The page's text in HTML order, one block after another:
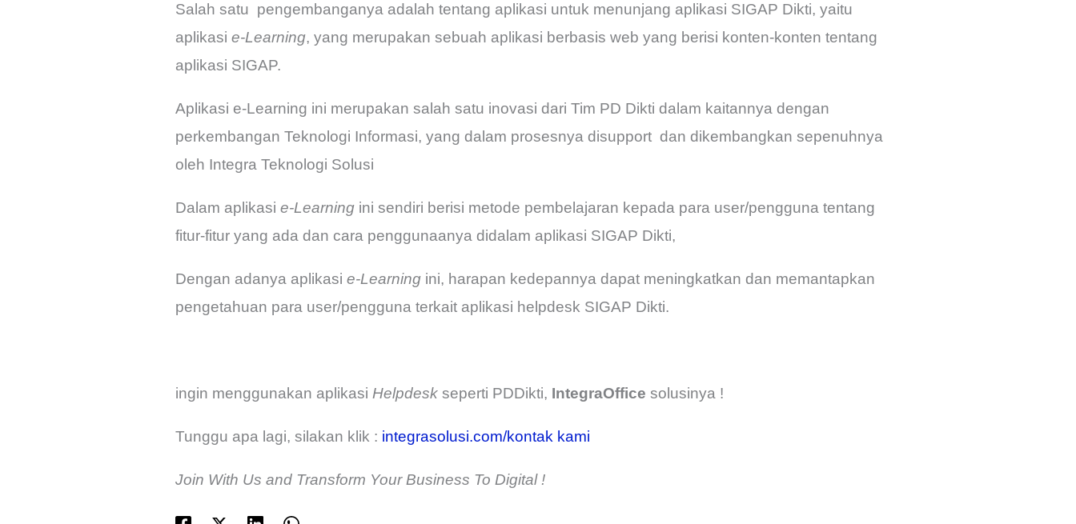
Salah satu pengembanganya adalah tentang aplikasi untuk menunjang aplikasi SIGAP Dikti, yaitu
aplikasi e-Learning, yang merupakan sebuah aplikasi berbasis web yang berisi konten-konten tentang
aplikasi SIGAP.
Aplikasi e-Learning ini merupakan salah satu inovasi dari Tim PD Dikti dalam kaitannya dengan
perkembangan Teknologi Informasi, yang dalam prosesnya disupport dan dikembangkan sepenuhnya
oleh Integra Teknologi Solusi
Dalam aplikasi e-Learningini sendiri berisi metode pembelajaran kepada para user/pengguna tentang
fitur-fitur yang ada dan cara penggunaanya didalam aplikasi SIGAP Dikti,
Dengan adanya aplikasi e-Learningini, harapan kedepannya dapat meningkatkan dan memantapkan
pengetahuan para user/pengguna terkait aplikasi helpdesk SIGAP Dikti.
ingin menggunakan aplikasi Helpdeskseperti PDDikti, IntegraOffice solusinya !
Tunggu apa lagi, silakan klik : integrasolusi.com/kontak kami
Join With Us and Transform Your Business To Digital !